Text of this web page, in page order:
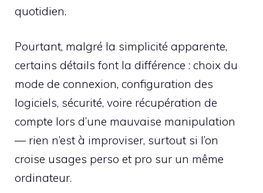
quotidien.
Pourtant, malgré la simplicité apparente,
certains détails font la différence : choix du
mode de connexion, configuration des
logiciels, sécurité, voire récupération de
compte lors d’une mauvaise manipulation
— rien n’est à improviser, surtout si l’on
croise usages perso et pro sur un même
ordinateur.